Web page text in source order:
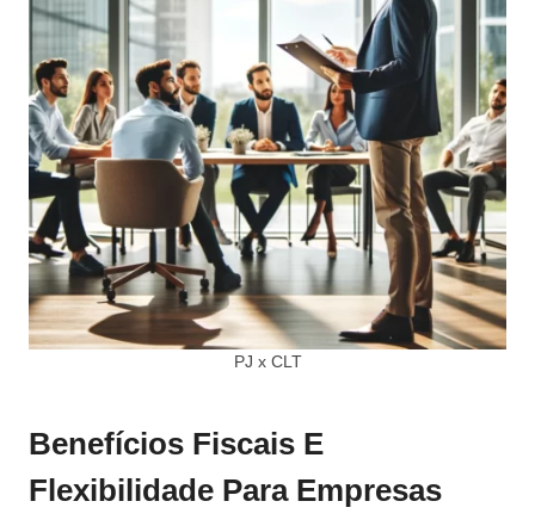
PJ x CLT
Benefícios Fiscais E
Flexibilidade Para Empresas